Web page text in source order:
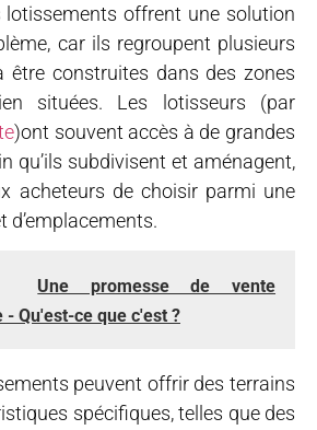
lotissements offrent une solution
car ils regroupent plusieurs
être construites dans des zones
situées. Les lotisseurs (par
)ont souvent accès à de grandes
qu’ils subdivisent et aménagent,
acheteurs de choisir parmi une
d’emplacements.
Une promesse de vente
Qu'est-ce que c'est ?
peuvent offrir des terrains
spécifiques, telles que des